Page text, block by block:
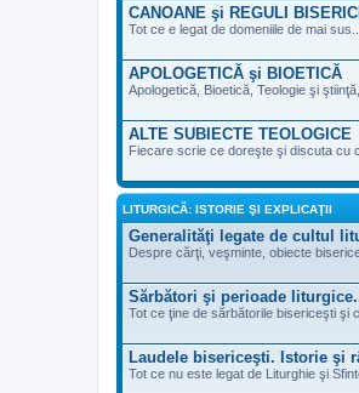
CANOANE şi REGULI
Tot ce e legat de domeniile de mai sus...
APOLOGETICĂ şi BIOETICĂ
Apologetică, Bioetică, Teologie şi
ALTE SUBIECTE TEOLOGICE
Fiecare scrie ce doreşte şi discuta cu
LITURGICĂ: ISTORIE ŞI EXPLICAŢII
Generalităţi legate de cultul
Despre cărţi, veşminte, obiecte
Sărbători şi perioade
Tot ce ţine de sărbătorile bisericeşti şi
Laudele bisericeşti. Istorie şi
Tot ce nu este legat de Liturghie şi